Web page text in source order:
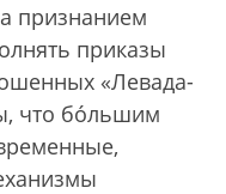
признанием
приказы
«Левада-
что бóльшим